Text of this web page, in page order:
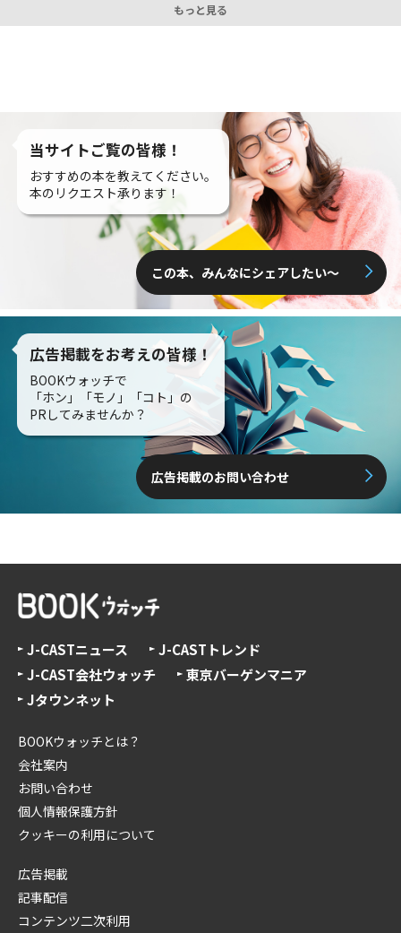
もっと見る
当サイトご覧の皆様！
おすすめの本を教えてください。
本のリクエスト承ります！
この本、みんなにシェアしたい〜
広告掲載をお考えの皆様！
BOOKウォッチで
「ホン」「モノ」「コト」の
PRしてみませんか？
広告掲載のお問い合わせ
J-CASTニュース
J-CASTトレンド
J-CAST会社ウォッチ
東京バーゲンマニア
Jタウンネット
BOOKウォッチとは？
会社案内
お問い合わせ
個人情報保護方針
クッキーの利用について
広告掲載
記事配信
コンテンツ二次利用